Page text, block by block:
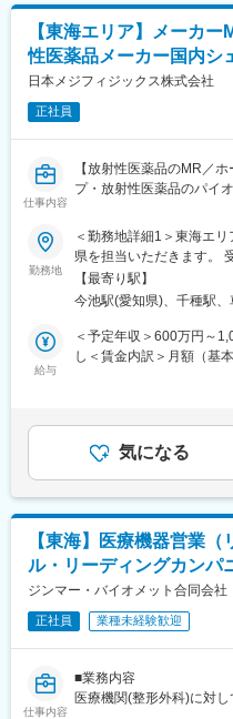
う、魅力的なポジション
■働き方
・社用車にて1日の平均4
・直行直帰可・ご自身で
■組織・フォロー体制
も活躍しており、フラン
チャット・月1回のMTG
かって高め合える環境です
・本社での入社後研修に
り、慣れるまでは先輩社
心ください◎
りが困難な環境への対応
す！
・当社の製品はＤＳＰ（
どの機能を世界に先駆け
供可能とした製品を持って
・一見補聴器と気付かな
開があり、「補聴器を使
いう方々の心のバリアを
います。
変更の範囲：会社の定め
【東海エリア】メーカ
性医薬品メーカー国内シ
日本メジフィジックス株式会社
正社員
仕事内容
【放射性医薬品のMR／
プ・放射性医薬品のパイオ
【はじめに】
今回は、放射性医薬品（
査やPET検査を中心とし
「放射性医薬品」の情報
【魅力ポイント】
■やりがい：
■PET検査：
PET検査は、現在注目さ
の治療が益々重要視され
■事業：
主な事業分野である
内の微妙な変化をとらえ
う技術であり、医療課題
あります。特にPET検査
なりましたが、当社は
の承認を取得し、現在は
制を整えております。
勤務地
＜勤務地詳細1＞東海エ
県を担当いただきます。
細2＞名古屋支店住所：
（ＮＴＰプラザ千種内山5
める事業所（リモートワ
【最寄り駅】
今池駅(愛知県)、千種駅、
給与
＜予定年収＞600万円～
し＜賃金内訳＞月額（基
月、12月）■業績賞与：
ーゲット100％達成の場
は、別途深夜手当支給賃
を通じて上下する可能性
た表記です。
気になる
【東海】医療機器営業
ル・リーディングカンパ
ジンマー・バイオメット合同会社
正社員 業種未経験歓迎
仕事内容
■業務内容
医療機関(整形外科)に対